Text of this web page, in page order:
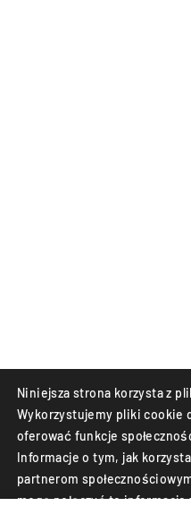
Niniejsza strona korzysta z
Wykorzystujemy pliki cookie
oferować funkcje
Informacje o tym, jak
partnerom
mogą połączyć te